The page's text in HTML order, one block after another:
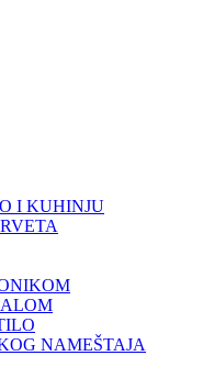
I KUHINJU
NAMEŠTAJA